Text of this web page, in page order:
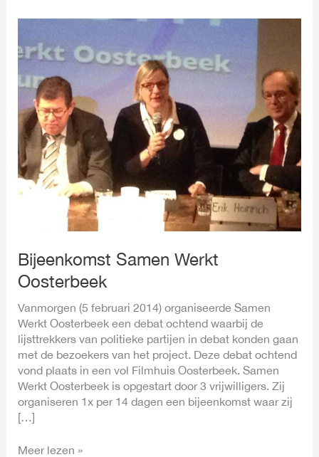
Bijeenkomst Samen Werkt
Oosterbeek
Vanmorgen (5 februari 2014) organiseerde Samen
Werkt Oosterbeek een debat ochtend waarbij de
lijsttrekkers van politieke partijen in debat konden gaan
met de bezoekers van het project. Deze debat ochtend
vond plaats in een vol Filmhuis Oosterbeek. Samen
Werkt Oosterbeek is opgestart door 3 vrijwilligers. Zij
organiseren 1x per 14 dagen een bijeenkomst waar zij
[…]
Samen
Werkt
Oosterbeek
Meer lezen »